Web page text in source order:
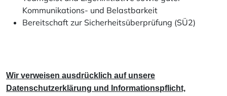
Kommunikations- und Belastbarkeit
Bereitschaft zur Sicherheitsüberprüfung (SÜ2)
Wir verweisen ausdrücklich auf unsere
Datenschutzerklärung und Informationspflicht,